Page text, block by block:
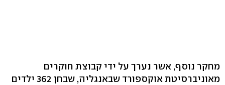
מחקר נוסף, אשר נערך על ידי קבוצת חוקרים
מאוניברסיטת אוקספורד שבאנגליה, שבחן 362 ילדים